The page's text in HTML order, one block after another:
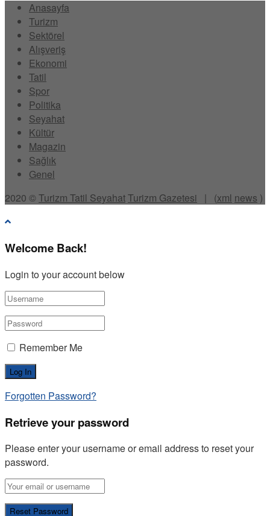
Anasayfa
Turizm
Sektörel
Alışveriş
Ekonomi
Tatil
Spor
Politika
Seyahat
Kültür
Magazin
Sağlık
Genel
2020 ©Turizm Tatil SeyahatTurizm Gazetesi | (xml news )
Welcome Back!
Login to your account below
Remember Me
Forgotten Password?
Retrieve your password
Please enter your username or email address to reset your
password.